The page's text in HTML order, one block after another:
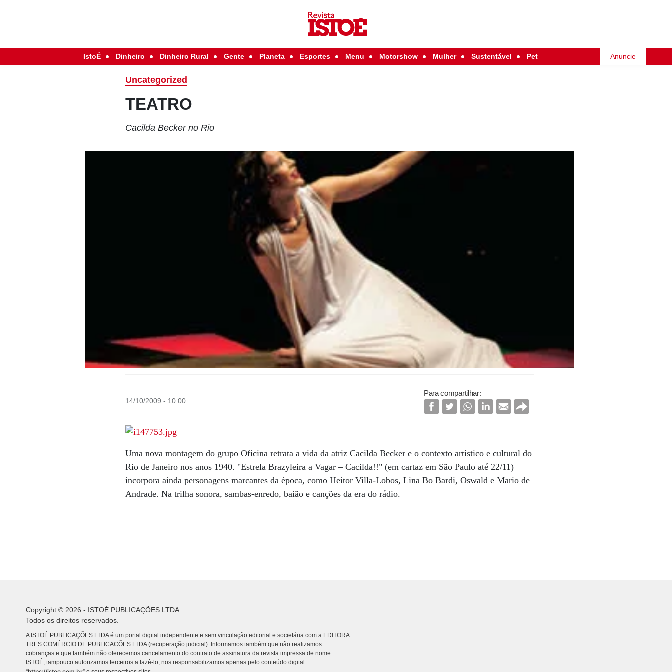
IstoÉ Dinheiro Dinheiro Rural Gente Planeta Esportes Menu Motorshow Mulher Sustentável Pet Anuncie
Uncategorized
TEATRO
Cacilda Becker no Rio
14/10/2009 - 10:00
Para compartilhar:
Uma nova montagem do grupo Oficina retrata a vida da atriz Cacilda Becker e o contexto artístico e cultural do
Rio de Janeiro nos anos 1940. "Estrela Brazyleira a Vagar – Cacilda!!" (em cartaz em São Paulo até 22/11)
incorpora ainda personagens marcantes da época, como Heitor Villa-Lobos, Lina Bo Bardi, Oswald e Mario de
Andrade. Na trilha sonora, sambas-enredo, baião e canções da era do rádio.
Copyright © 2026 - ISTOÉ PUBLICAÇÕES LTDA
Todos os direitos reservados.
A ISTOÉ PUBLICAÇÕES LTDA é um portal digital independente e sem vinculação editorial e societária com a EDITORA
TRES COMÉRCIO DE PUBLICACÕES LTDA (recuperação judicial). Informamos também que não realizamos
cobranças e que também não oferecemos cancelamento do contrato de assinatura da revista impressa de nome
ISTOÉ, tampouco autorizamos terceiros a fazê-lo, nos responsabilizamos apenas pelo conteúdo digital